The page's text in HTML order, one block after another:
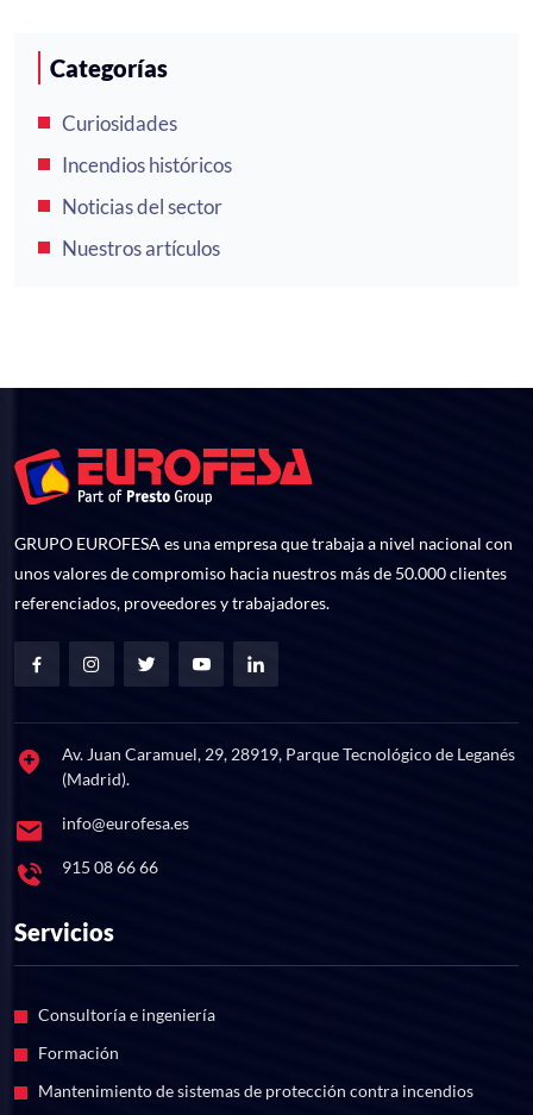
Categorías
Curiosidades
Incendios históricos
Noticias del sector
Nuestros artículos
GRUPO EUROFESA es una empresa que trabaja a nivel nacional con
unos valores de compromiso hacia nuestros más de 50.000 clientes
referenciados, proveedores y trabajadores.
Av. Juan Caramuel, 29, 28919, Parque Tecnológico de Leganés
(Madrid).
info@eurofesa.es
915 08 66 66
Servicios
Consultoría e ingeniería
Formación
Mantenimiento de sistemas de protección contra incendios